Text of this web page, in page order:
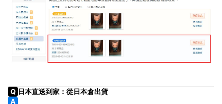
商品頁欄位資訊
出價競標
第一次付款
日本直送到家：從日本倉出貨